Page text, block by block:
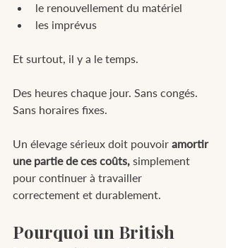
le renouvellement du matériel
les imprévus
Et surtout, il y a le temps.
Des heures chaque jour. Sans congés.
Sans horaires fixes.
Un élevage sérieux doit pouvoir amortir
une partie de ces coûts, simplement
pour continuer à travailler
correctement et durablement.
Pourquoi un British